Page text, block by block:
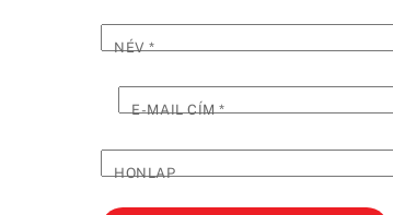
NÉV*
E-MAIL CÍM*
HONLAP